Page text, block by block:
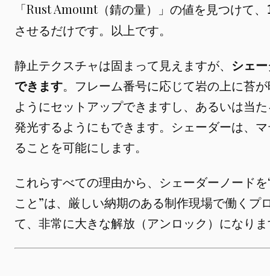
「Rust Amount（錆の量）」の値を見つけて、
させるだけです。以上です。
静止テクスチャは固まって見えますが、 シェ
できます。フレーム番号に応じて岩の上に苔
ようにセットアップできますし、あるいは当
発光するようにもできます。シェーダーは、
ることを可能にします。
これらすべての理由から、シェーダーノード
こと”は、厳しい納期のある制作現場で働くプ
て、非常に大きな解放（アンロック）になり